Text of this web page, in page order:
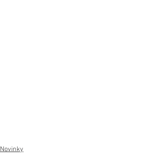
Novinky